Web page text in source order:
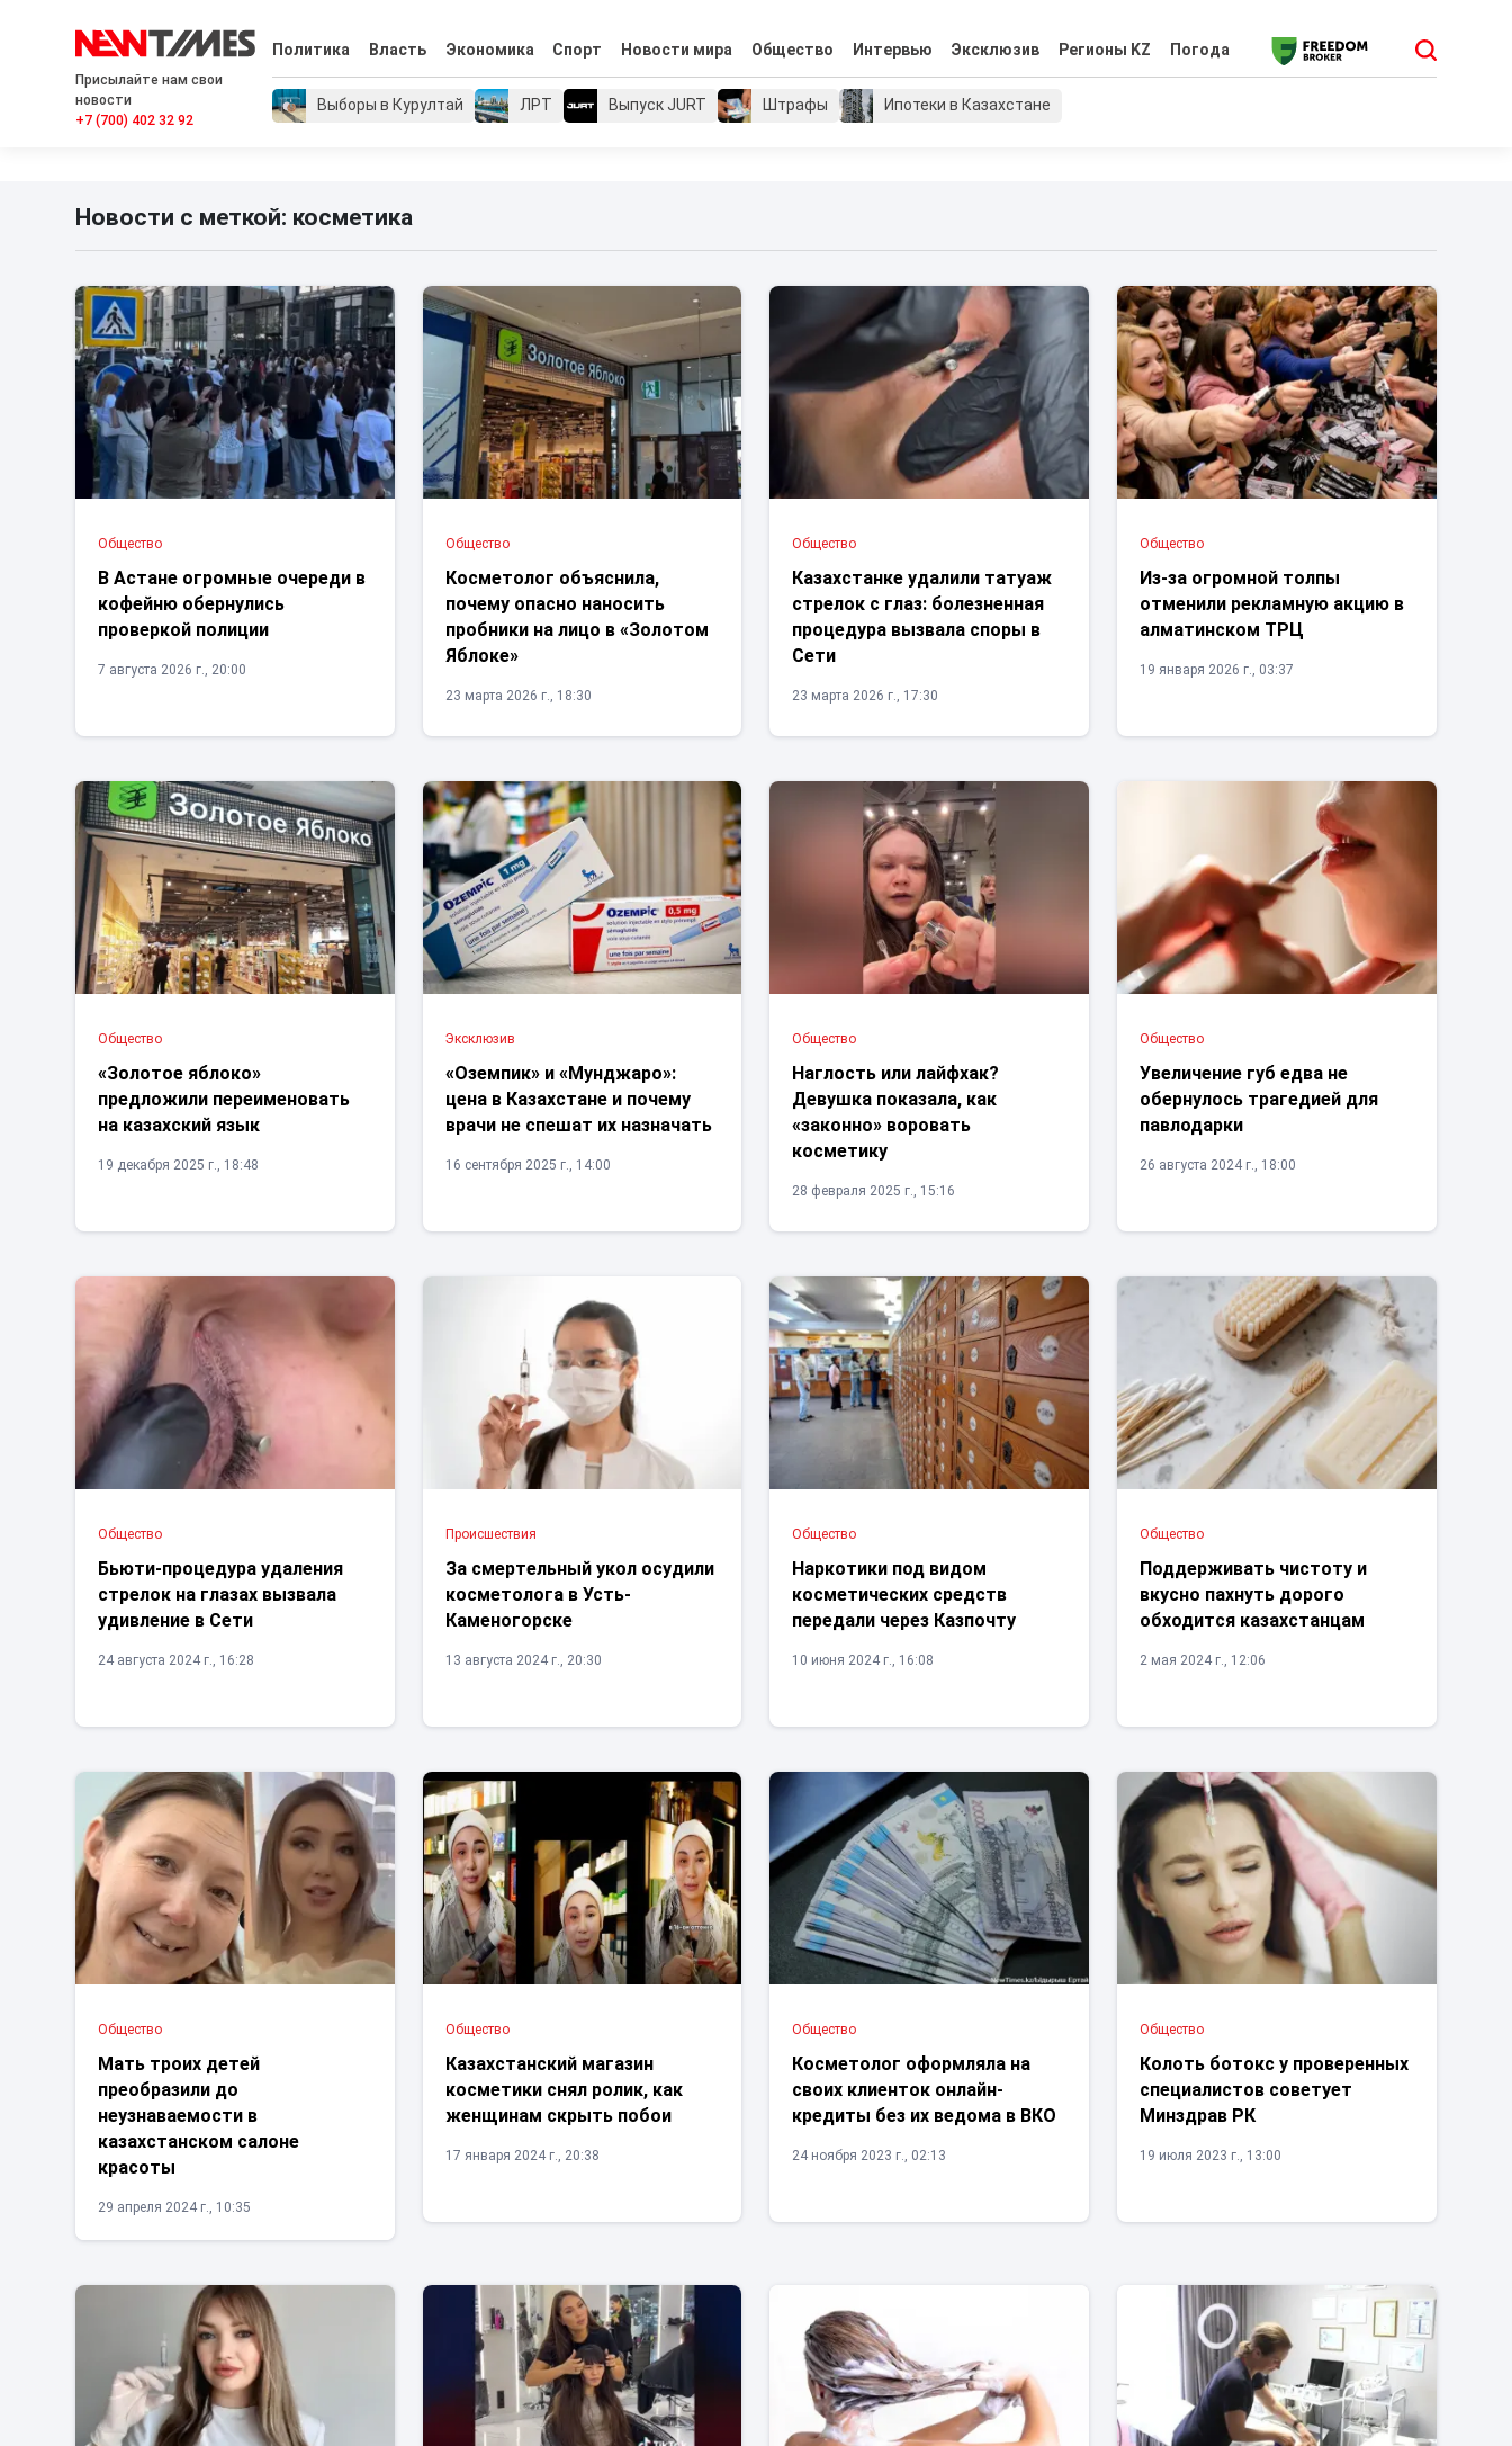
Присылайте нам свои
новости
+7 (700) 402 32 92
Политика Власть Экономика Спорт Новости мира Общество Интервью Эксклюзив Регионы KZ Погода
Выборы в Курултай ЛРТ Выпуск JURT Штрафы Ипотеки в Казахстане
Новости с меткой: косметика
Общество
В Астане огромные очереди в
кофейню обернулись
проверкой полиции
7 августа 2026 г., 20:00
Общество
Косметолог объяснила,
почему опасно наносить
пробники на лицо в «Золотом
Яблоке»
23 марта 2026 г., 18:30
Общество
Казахстанке удалили татуаж
стрелок с глаз: болезненная
процедура вызвала споры в
Сети
23 марта 2026 г., 17:30
Общество
Из-за огромной толпы
отменили рекламную акцию в
алматинском ТРЦ
19 января 2026 г., 03:37
Общество
«Золотое яблоко»
предложили переименовать
на казахский язык
19 декабря 2025 г., 18:48
Эксклюзив
«Оземпик» и «Мунджаро»:
цена в Казахстане и почему
врачи не спешат их назначать
16 сентября 2025 г., 14:00
Общество
Наглость или лайфхак?
Девушка показала, как
«законно» воровать
косметику
28 февраля 2025 г., 15:16
Общество
Увеличение губ едва не
обернулось трагедией для
павлодарки
26 августа 2024 г., 18:00
Общество
Бьюти-процедура удаления
стрелок на глазах вызвала
удивление в Сети
24 августа 2024 г., 16:28
Проиcшествия
За смертельный укол осудили
косметолога в Усть-
Каменогорске
13 августа 2024 г., 20:30
Общество
Наркотики под видом
косметических средств
передали через Казпочту
10 июня 2024 г., 16:08
Общество
Поддерживать чистоту и
вкусно пахнуть дорого
обходится казахстанцам
2 мая 2024 г., 12:06
Общество
Мать троих детей
преобразили до
неузнаваемости в
казахстанском салоне
красоты
29 апреля 2024 г., 10:35
Общество
Казахстанский магазин
косметики снял ролик, как
женщинам скрыть побои
17 января 2024 г., 20:38
Общество
Косметолог оформляла на
своих клиенток онлайн-
кредиты без их ведома в ВКО
24 ноября 2023 г., 02:13
Общество
Колоть ботокс у проверенных
специалистов советует
Минздрав РК
19 июля 2023 г., 13:00